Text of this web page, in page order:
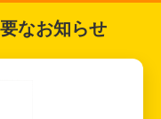
なお知らせ